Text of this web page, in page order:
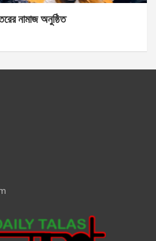
নামাজ অনুষ্ঠিত